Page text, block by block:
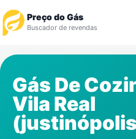
Preço do Gás
Buscador de revendas
Revendedor
Notícias
Gás De
Vila Real